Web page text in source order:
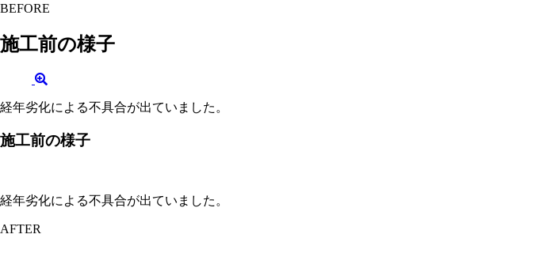
BEFORE
施工前の様子
経年劣化による不具合が出ていました。
施工前の様子
経年劣化による不具合が出ていました。
AFTER